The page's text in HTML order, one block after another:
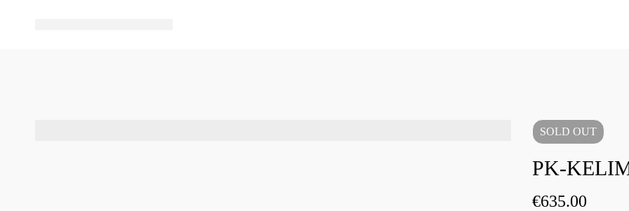
SOLD OUT
PK-
€635.00